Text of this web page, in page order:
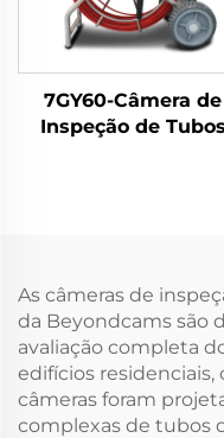
7GY60-Câmera de
Inspeção de Tubos
As câmeras de
da Beyondcams são
avaliação completa
edifícios residenciais,
câmeras foram
complexas de tubos